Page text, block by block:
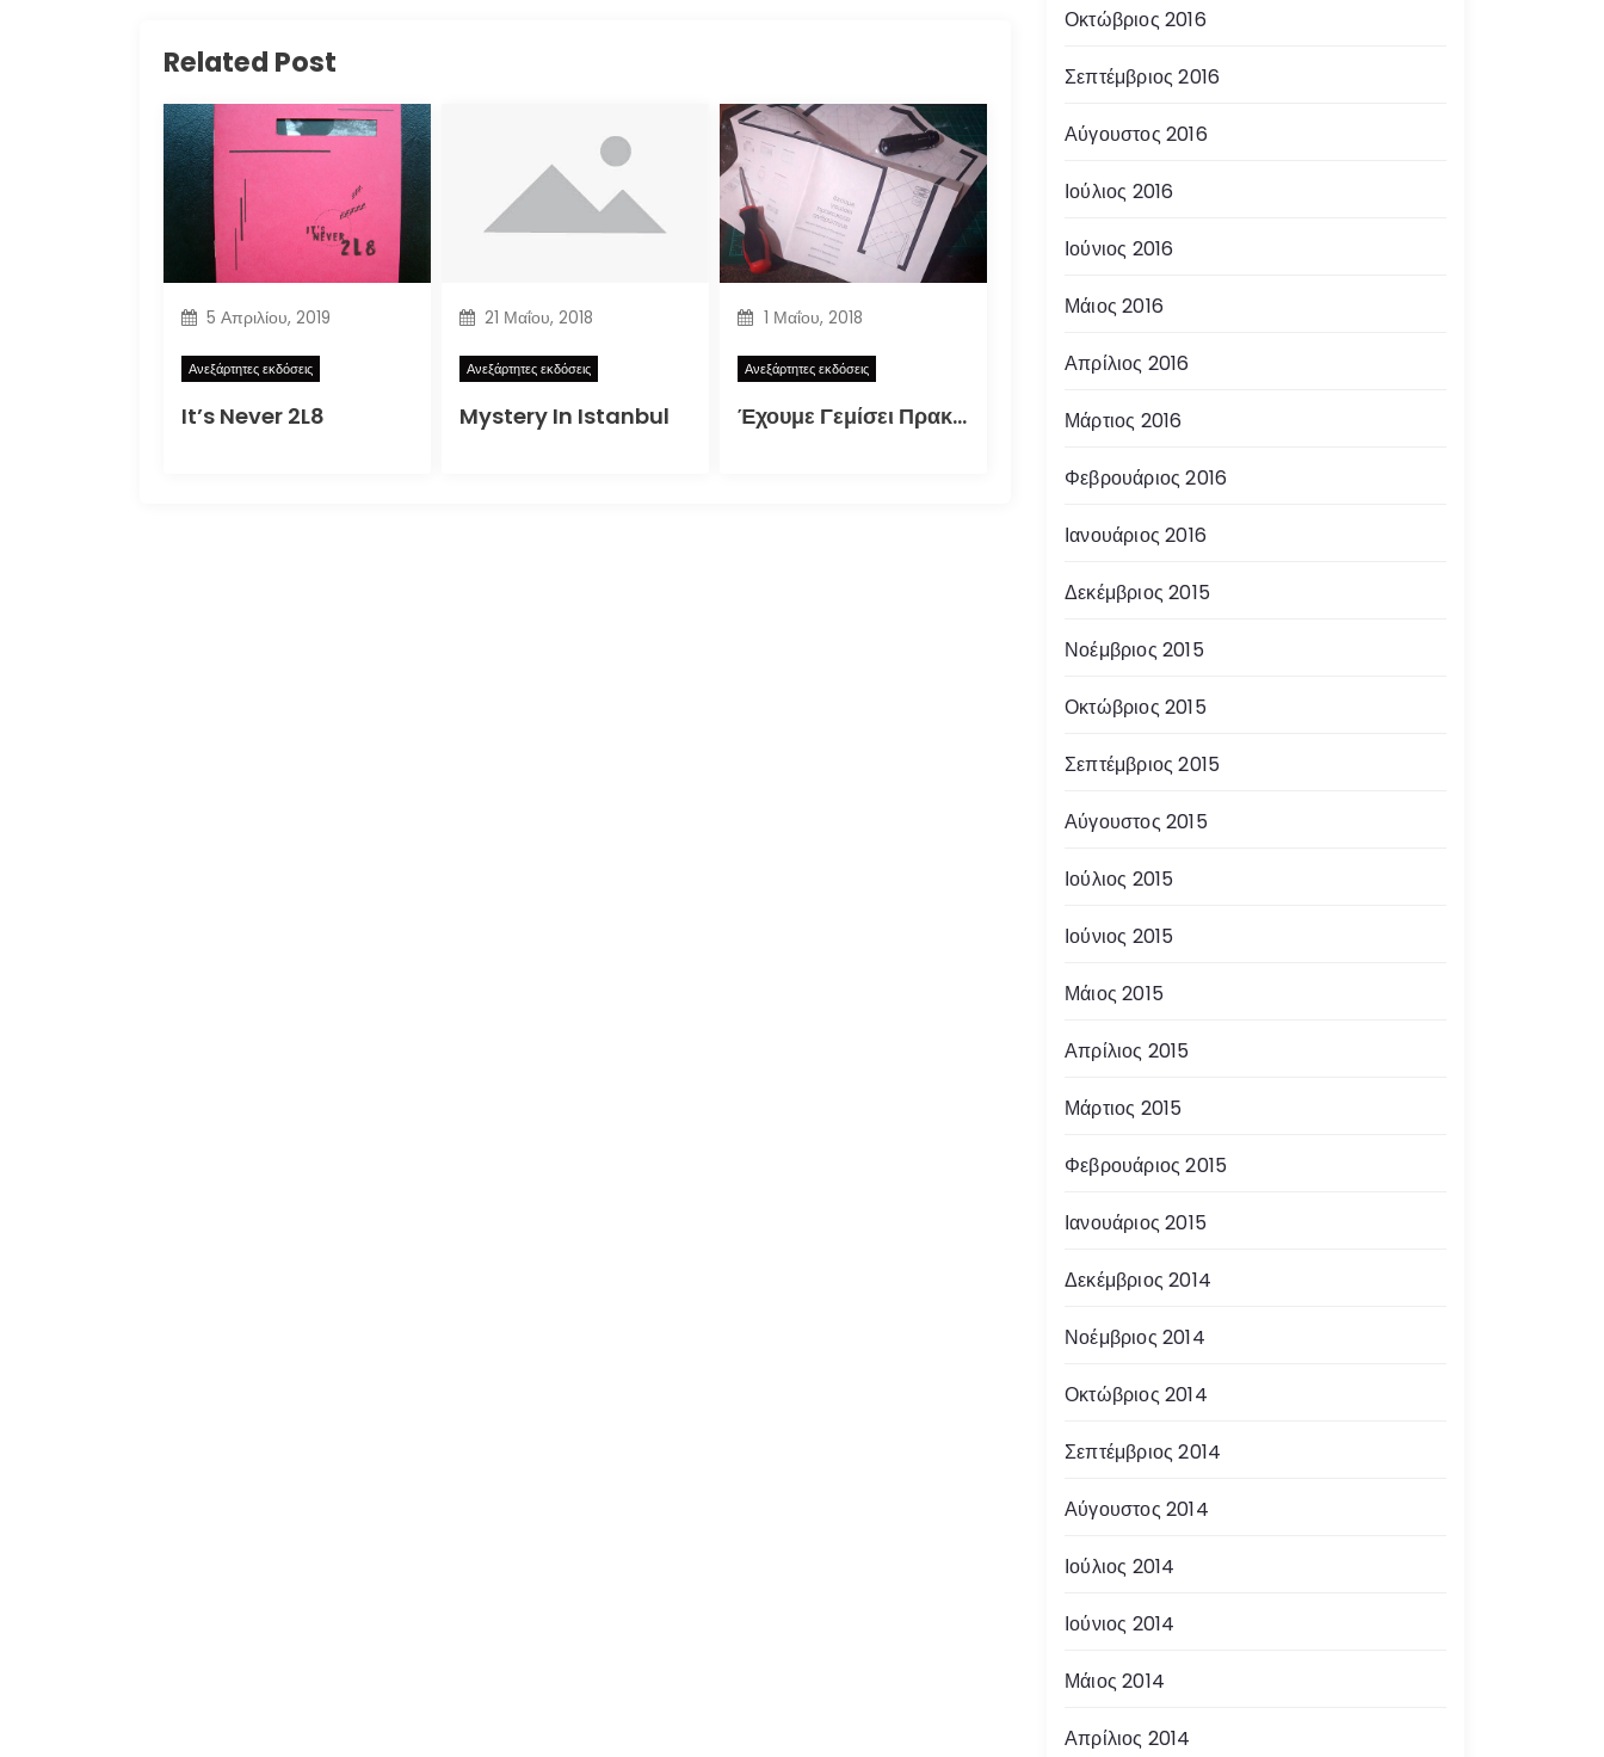
Related Post
5 Απριλίου, 2019
Ανεξάρτητες εκδόσεις
It’s Never 2L8
21 Μαΐου, 2018
Ανεξάρτητες εκδόσεις
Mystery In Istanbul
1 Μαΐου, 2018
Ανεξάρτητες εκδόσεις
Έχουμε Γεμίσει Πρακτικούς Ανθρώπους
Οκτώβριος 2016
Σεπτέμβριος 2016
Αύγουστος 2016
Ιούλιος 2016
Ιούνιος 2016
Μάιος 2016
Απρίλιος 2016
Μάρτιος 2016
Φεβρουάριος 2016
Ιανουάριος 2016
Δεκέμβριος 2015
Νοέμβριος 2015
Οκτώβριος 2015
Σεπτέμβριος 2015
Αύγουστος 2015
Ιούλιος 2015
Ιούνιος 2015
Μάιος 2015
Απρίλιος 2015
Μάρτιος 2015
Φεβρουάριος 2015
Ιανουάριος 2015
Δεκέμβριος 2014
Νοέμβριος 2014
Οκτώβριος 2014
Σεπτέμβριος 2014
Αύγουστος 2014
Ιούλιος 2014
Ιούνιος 2014
Μάιος 2014
Απρίλιος 2014